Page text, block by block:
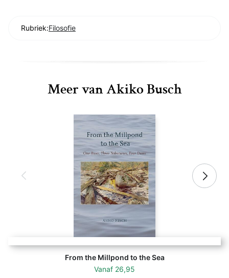
Rubriek:Filosofie
Meer van Akiko Busch
From the Millpond to the Sea
Vanaf 26,95